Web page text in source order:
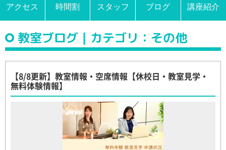
アクセス 時間割 スタッフ ブログ 講座紹介
教室ブログ｜カテゴリ：その他
【8/8更新】教室情報・空席情報【休校日・教室見学・
無料体験情報】